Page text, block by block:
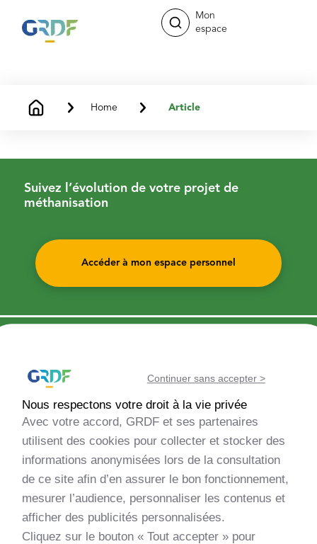
Mon
espace
Home Article
Suivez l’évolution de votre projet de
méthanisation
Accéder à mon espace personnel
Echanger avec la communauté
Evaluer la faisabilité de mon projet
Monter mon projet
Découvrir les nouveautés
Continuer sans accepter >
Nous respectons votre droit à la vie privée
Avec votre accord, GRDF et ses partenaires
utilisent des cookies pour collecter et stocker des
informations anonymisées lors de la consultation
de ce site afin d’en assurer le bon fonctionnement,
mesurer l’audience, personnaliser les contenus et
afficher des publicités personnalisées.
Cliquez sur le bouton « Tout accepter » pour